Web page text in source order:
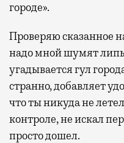
городе».
Проверяю сказанное
надо мной шумят
угадывается гул
странно, добавляет
что ты никуда не
контроле, не искал
просто дошел.